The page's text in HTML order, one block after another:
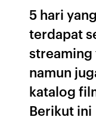
5 hari
terdapat
streaming
namun
katalog
Berikut ini